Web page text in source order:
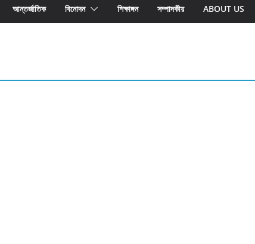
আন্তর্জাতিক বিনোদন শিক্ষাঙ্গন সম্পাদকীয় ABOUT US